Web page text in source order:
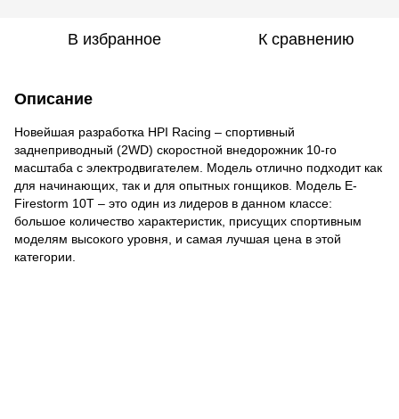
В избранное К сравнению
Описание
Новейшая разработка HPI Racing – спортивный
заднеприводный (2WD) скоростной внедорожник 10-го
масштаба с электродвигателем. Модель отлично подходит как
для начинающих, так и для опытных гонщиков. Модель E-
Firestorm 10T – это один из лидеров в данном классе:
большое количество характеристик, присущих спортивным
моделям высокого уровня, и самая лучшая цена в этой
категории.